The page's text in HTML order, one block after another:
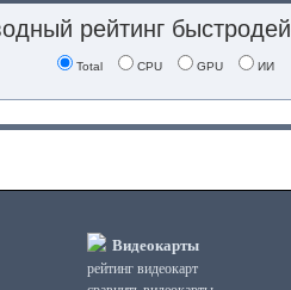
рейтинг
Total CPU GPU ИИ
Видеокарты
рейтинг видеокарт